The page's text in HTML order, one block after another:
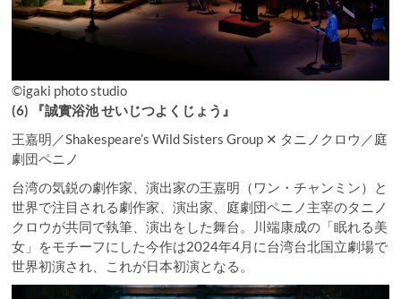
©︎igaki photo studio
(6) 『誠實浴池 せいじつよくじょう』
王嘉明／Shakespeare’s Wild Sisters Group ✕ タニノクロウ／庭
劇団ペニノ
台湾の気鋭の劇作家、演出家の王嘉明（ワン・チャンミン）と
世界で注目される劇作家、演出家、庭劇団ペニノ主宰のタニノ
クロウが共同で執筆、演出をした舞台。川端康成の「眠れる美
女」をモチーフにした今作は2024年4月に台湾台北国立劇場で
世界初演され、これが日本初演となる。